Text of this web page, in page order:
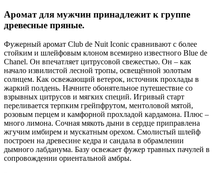
Аромат для мужчин принадлежит к группе
древесные пряные.
Фужерный аромат Club de Nuit Iconic сравнивают с более
стойким и шлейфовым клоном всемирно известного Blue de
Chanel. Он впечатляет цитрусовой свежестью. Он – как
начало извилистой лесной тропы, освещённой золотым
солнцем. Как освежающий ветерок, источник прохлады в
жаркий полдень. Начните обонятельное путешествие со
взрывных цитрусов и мягких специй. Игривый старт
переливается терпким грейпфрутом, ментоловой мятой,
розовым перцем и камфорной прохладой кардамона. Плюс –
много лимона. Сочная мякоть дыни в сердце приправлена
жгучим имбирем и мускатным орехом. Смолистый шлейф
построен на древесине кедра и сандала в обрамлении
дымного лабданума. Базу освежает фужер травных пачулей в
сопровождении ориентальной амбры.